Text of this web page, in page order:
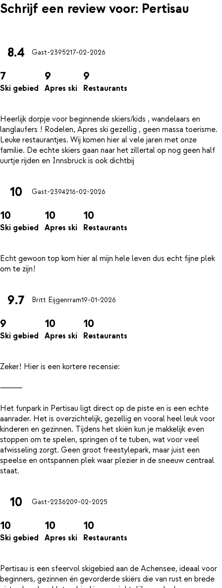
Schrijf een review voor: Pertisau
8.4 Gast-2395217-02-2026
7
Ski gebied
9
Apres ski
9
Restaurants
Heerlijk dorpje voor beginnende skiers/kids , wandelaars en
langlaufers ! Rodelen, Apres ski gezellig , geen massa toerisme.
Leuke restaurantjes. Wij komen hier al vele jaren met onze
familie. De echte skiers gaan naar het zillertal op nog geen half
10 Gast-2394216-02-2026
10
Ski gebied
10
Apres ski
10
Restaurants
Echt gewoon top kom hier al mijn hele leven dus echt fijne plek
9.7 Britt Eijgenrram19-01-2026
9
Ski gebied
10
Apres ski
10
Restaurants
Zeker! Hier is een kortere recensie:
⸻
Het funpark in Pertisau ligt direct op de piste en is een echte
aanrader. Het is overzichtelijk, gezellig en vooral heel leuk voor
kinderen en gezinnen. Tijdens het skiën kun je makkelijk even
stoppen om te spelen, springen of te tuben, wat voor veel
afwisseling zorgt. Geen groot freestylepark, maar juist een
speelse en ontspannen plek waar plezier in de sneeuw centraal
10 Gast-2236209-02-2025
10
Ski gebied
10
Apres ski
10
Restaurants
Pertisau is een sfeervol skigebied aan de Achensee, ideaal voor
beginners, gezinnen én gevorderde skiërs die van rust en brede